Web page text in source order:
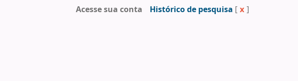
Acesse sua conta Histórico de pesquisa [ x ]